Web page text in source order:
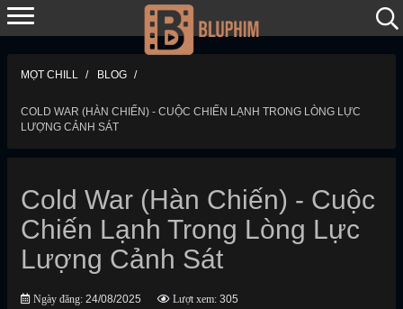
MỌT CHILL BLOG
COLD WAR (HÀN CHIẾN) - CUỘC CHIẾN LẠNH TRONG LÒNG LỰC
LƯỢNG CẢNH SÁT
Cold War (Hàn Chiến) - Cuộc
Chiến Lạnh Trong Lòng Lực
Lượng Cảnh Sát
Ngày đăng: 24/08/2025 Lượt xem: 305